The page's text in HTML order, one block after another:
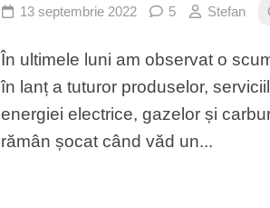
13 septembrie 2022 5 Stefan
În ultimele luni am observat o
în lanț a tuturor produselor,
energiei electrice, gazelor și
rămân șocat când văd un...